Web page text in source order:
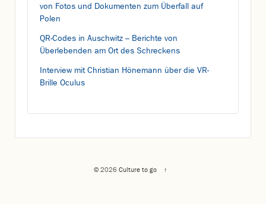
von Fotos und Dokumenten zum Überfall auf
Polen
QR-Codes in Auschwitz – Berichte von
Überlebenden am Ort des Schreckens
Interview mit Christian Hönemann über die VR-
Brille Oculus
© 2026 Culture to go ↑